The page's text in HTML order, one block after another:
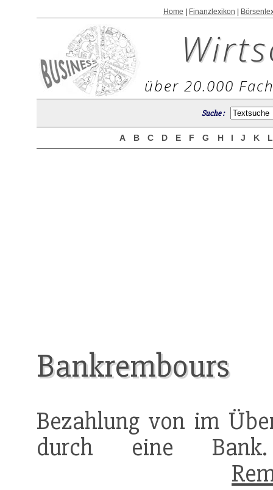
Home Finanzlexikon
über 20.000
Suche :
A B C D E F G H I J K
Bankrembours
Bezahlung von im
durch eine Bank.